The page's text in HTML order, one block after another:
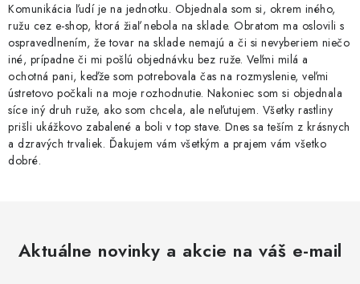
Komunikácia ľudí je na jednotku. Objednala som si, okrem iného,
ružu cez e-shop, ktorá žiaľ nebola na sklade. Obratom ma oslovili s
ospravedlnením, že tovar na sklade nemajú a či si nevyberiem niečo
iné, prípadne či mi pošlú objednávku bez ruže. Veľmi milá a
ochotná pani, keďže som potrebovala čas na rozmyslenie, veľmi
ústretovo počkali na moje rozhodnutie. Nakoniec som si objednala
síce iný druh ruže, ako som chcela, ale neľutujem. Všetky rastliny
prišli ukážkovo zabalené a boli v top stave. Dnes sa teším z krásnych
a dzravých trvaliek. Ďakujem vám všetkým a prajem vám všetko
dobré.
Aktuálne novinky a akcie na váš e-mail